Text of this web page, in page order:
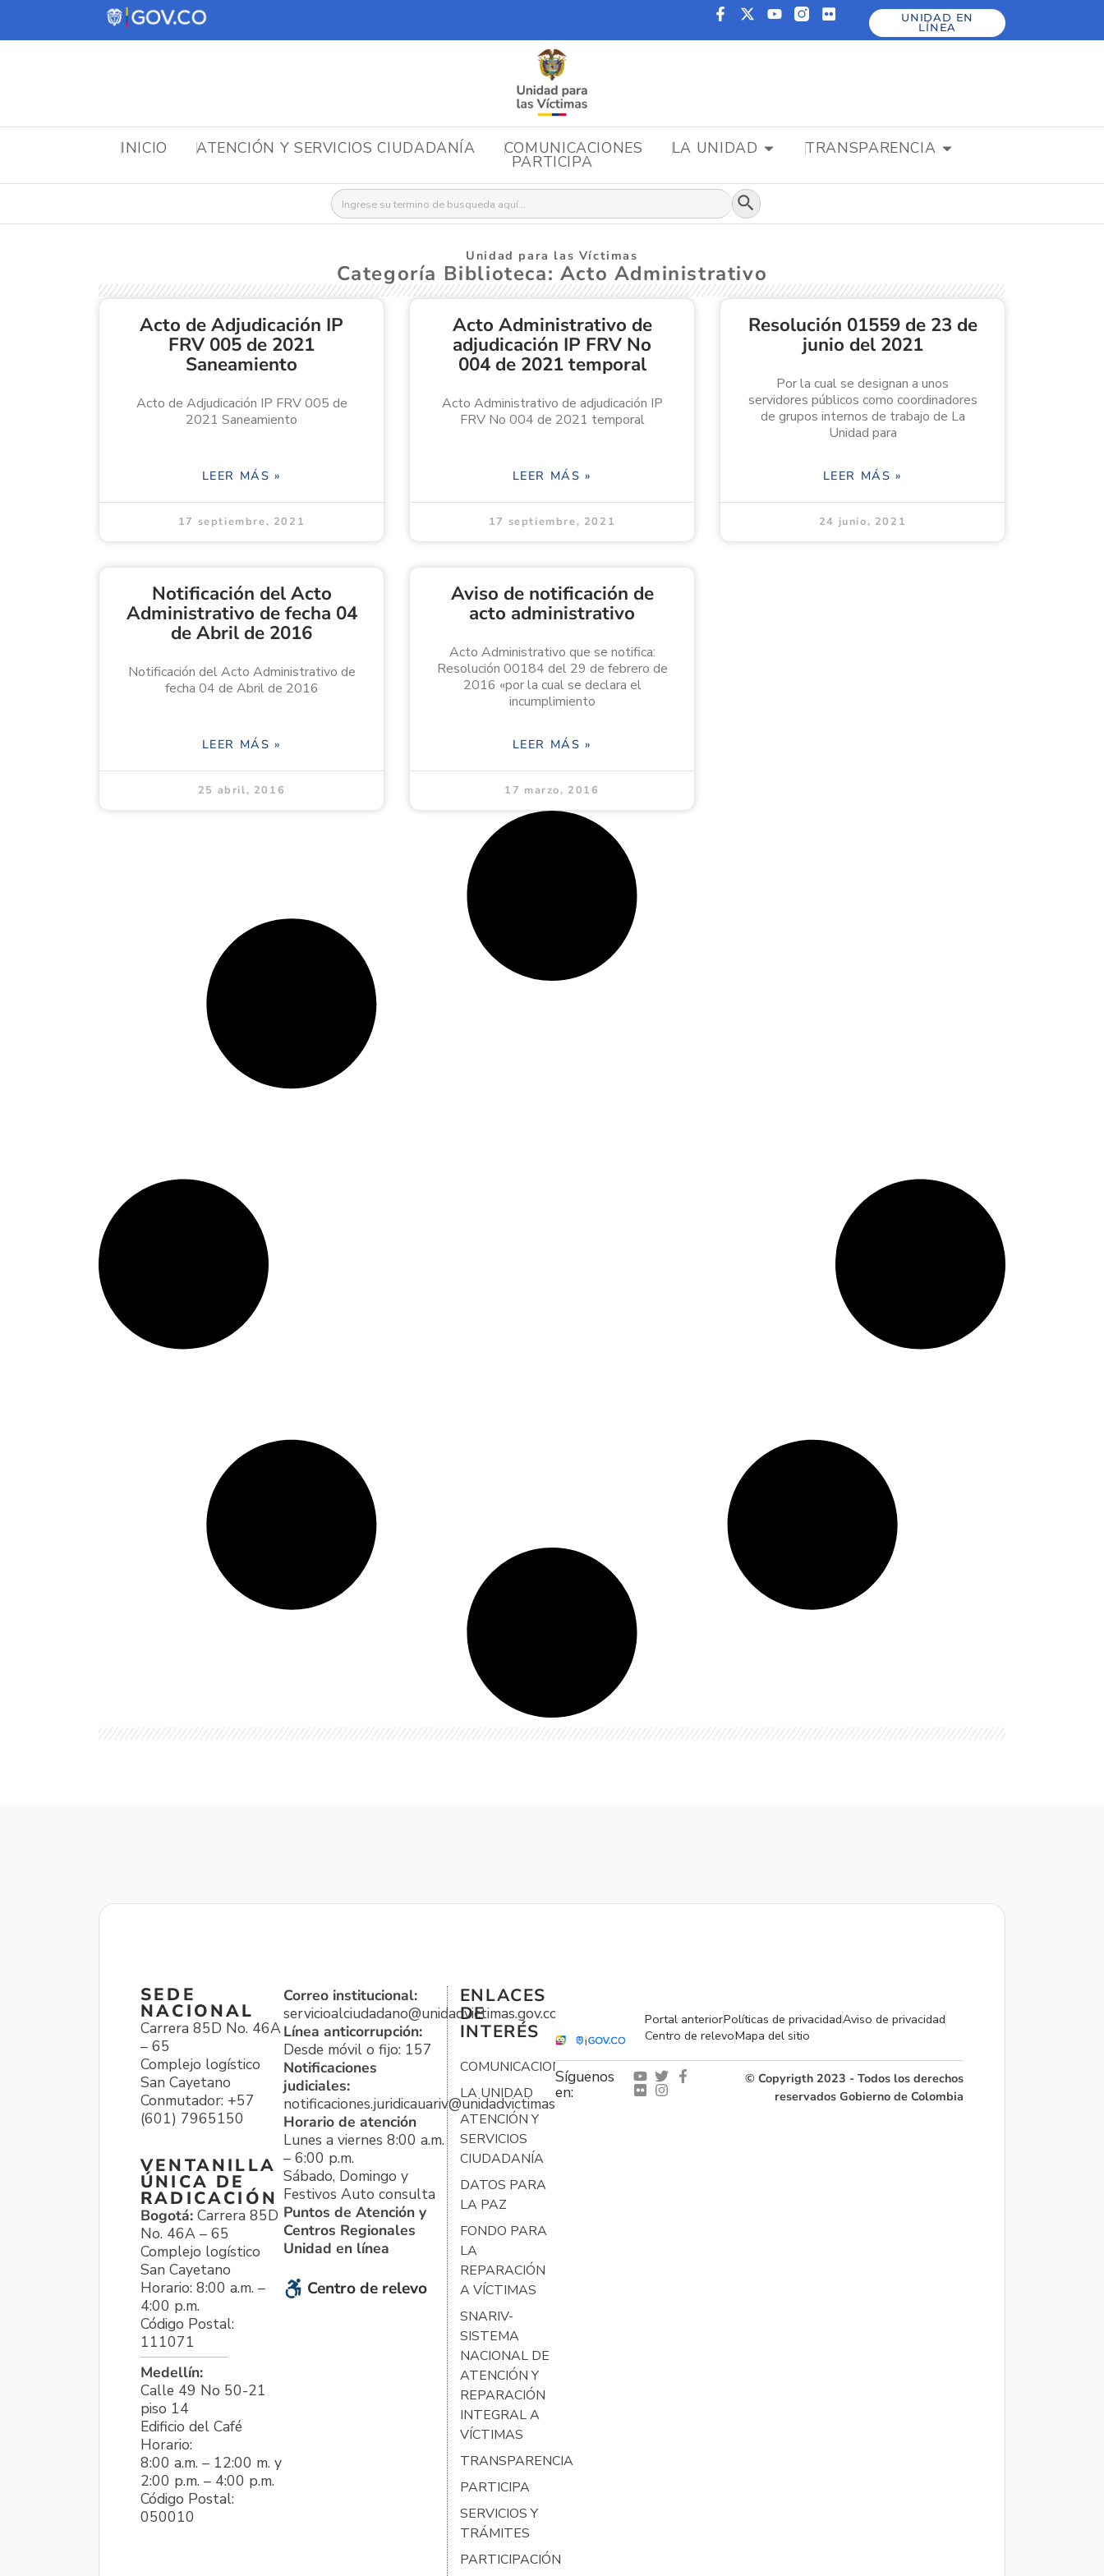
UNIDAD EN
LÍNEA
INICIO ATENCIÓN Y SERVICIOS CIUDADANÍA COMUNICACIONES LA UNIDAD TRANSPARENCIA
PARTICIPA
Buscar: Botón de búsqueda
Unidad para las Víctimas
Categoría Biblioteca: Acto Administrativo
Acto de Adjudicación IP
FRV 005 de 2021
Saneamiento
Acto de Adjudicación IP FRV 005 de
2021 Saneamiento
LEER MÁS »
17 septiembre, 2021
Acto Administrativo de
adjudicación IP FRV No
004 de 2021 temporal
Acto Administrativo de adjudicación IP
FRV No 004 de 2021 temporal
LEER MÁS »
17 septiembre, 2021
Resolución 01559 de 23 de
junio del 2021
Por la cual se designan a unos
servidores públicos como coordinadores
de grupos internos de trabajo de La
Unidad para
LEER MÁS »
24 junio, 2021
Notificación del Acto
Administrativo de fecha 04
de Abril de 2016
Notificación del Acto Administrativo de
fecha 04 de Abril de 2016
LEER MÁS »
25 abril, 2016
Aviso de notificación de
acto administrativo
Acto Administrativo que se notifica:
Resolución 00184 del 29 de febrero de
2016 «por la cual se declara el
incumplimiento
LEER MÁS »
17 marzo, 2016
SEDE
NACIONAL
Carrera 85D No. 46A
– 65
Complejo logístico
San Cayetano
Conmutador: +57
(601) 7965150
VENTANILLA
ÚNICA DE
RADICACIÓN
Bogotá: Carrera 85D
No. 46A – 65
Complejo logístico
San Cayetano
Horario: 8:00 a.m. –
4:00 p.m.
Código Postal:
111071
Medellín:
Calle 49 No 50-21
piso 14
Edificio del Café
Horario:
8:00 a.m. – 12:00 m. y
2:00 p.m. – 4:00 p.m.
Código Postal:
050010
Correo institucional:
servicioalciudadano@unidadvictimas.gov.co
Línea anticorrupción:
Desde móvil o fijo: 157
Notificaciones
judiciales:
notificaciones.juridicauariv@unidadvictimas.gov.co
Horario de atención
Lunes a viernes 8:00 a.m.
– 6:00 p.m.
Sábado, Domingo y
Festivos Auto consulta
Puntos de Atención y
Centros Regionales
Unidad en línea
Centro de relevo
ENLACES
DE
INTERÉS
COMUNICACIONES
LA UNIDAD
ATENCIÓN Y
SERVICIOS
CIUDADANÍA
DATOS PARA
LA PAZ
FONDO PARA
LA
REPARACIÓN
A VÍCTIMAS
SNARIV-
SISTEMA
NACIONAL DE
ATENCIÓN Y
REPARACIÓN
INTEGRAL A
VÍCTIMAS
TRANSPARENCIA
PARTICIPA
SERVICIOS Y
TRÁMITES
PARTICIPACIÓN
Portal anteriorPolíticas de privacidadAviso de privacidad
Centro de relevoMapa del sitio
Síguenos
en:
© Copyrigth 2023 - Todos los derechos
reservados Gobierno de Colombia